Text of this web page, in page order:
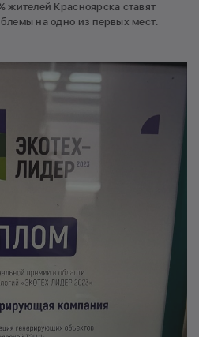
жителей Красноярска ставят
на одно из первых мест.